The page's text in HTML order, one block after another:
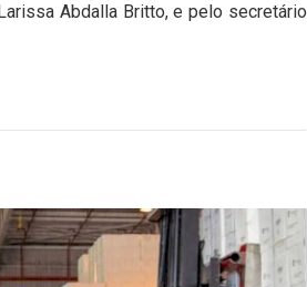
Abdalla Britto, e pelo secretário